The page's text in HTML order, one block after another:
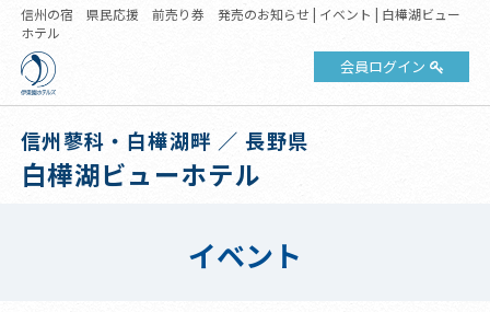
信州の宿 県民応援 前売り券 発売のお知らせ | イベント | 白樺湖ビュー
ホテル
会員ログイン
信州蓼科・白樺湖畔 ／ 長野県
白樺湖ビューホテル
イベント